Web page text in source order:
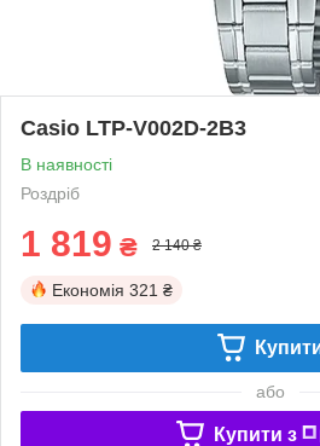
Casio LTP-V002D-2B3
В наявності
Роздріб
1 819 ₴ 2 140 ₴
Економія 321 ₴
або
Купити з